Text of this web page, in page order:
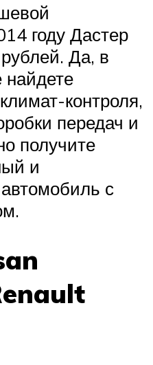
году Дастер
Да, в
найдете
контроля,
передач и
получите
и
с